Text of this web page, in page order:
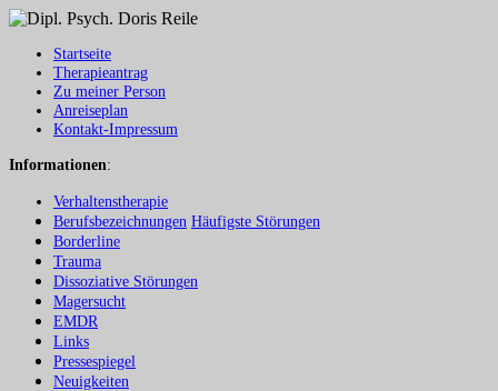
Startseite
Therapieantrag
Zu meiner Person
Anreiseplan
Kontakt-Impressum
Informationen:
Verhaltenstherapie
Berufsbezeichnungen Häufigste Störungen
Borderline
Trauma
Dissoziative Störungen
Magersucht
EMDR
Links
Pressespiegel
Neuigkeiten